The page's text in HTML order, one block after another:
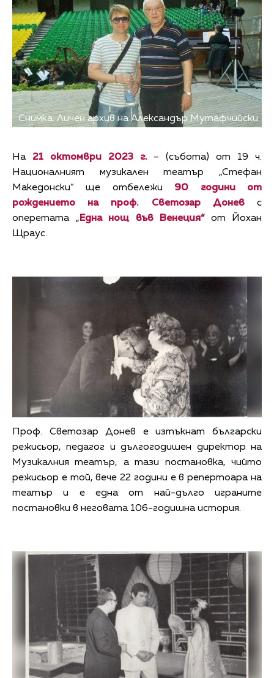
Снимка: Личен архив на Александър Мутафчийски
На 21 октомври 2023 г.– (събота) от 19 ч.
Националният музикален театър „Стефан
Македонски“ ще отбележи 90 години от
рождението на
проф. Светозар Доневс
оперетата „ Една нощ във Венеция“от Йохан
Щраус.
Проф. Светозар Донев е изтъкнат български
режисьор, педагог и дългогодишен директор на
Музикалния театър, а тази постановка, чийто
режисьор е той, вече 22 години е в репертоара на
театър и е една от най-дълго играните
постановки в неговата 106-годишна история.